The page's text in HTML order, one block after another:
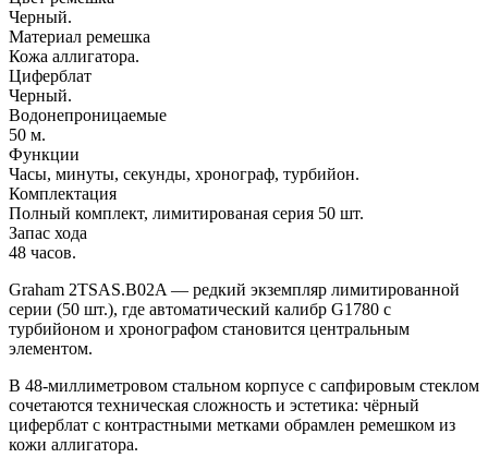
Черный.
Материал ремешка
Кожа аллигатора.
Циферблат
Черный.
Водонепроницаемые
50 м.
Функции
Часы, минуты, секунды, хронограф, турбийон.
Комплектация
Полный комплект, лимитированая серия 50 шт.
Запас хода
48 часов.
Graham 2TSAS.B02A — редкий экземпляр лимитированной
серии (50 шт.), где автоматический калибр G1780 с
турбийоном и хронографом становится центральным
элементом.
В 48-миллиметровом стальном корпусе с сапфировым стеклом
сочетаются техническая сложность и эстетика: чёрный
циферблат с контрастными метками обрамлен ремешком из
кожи аллигатора.